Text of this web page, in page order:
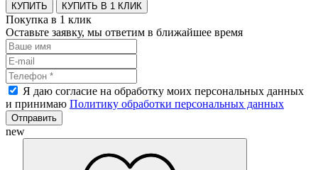
КУПИТЬ В 1 КЛИК
Покупка в 1 клик
Оставьте заявку, мы ответим в ближайшее время
Я даю согласие на обработку моих персональных данных
и принимаю Политику обработки персональных данных
Отправить
new